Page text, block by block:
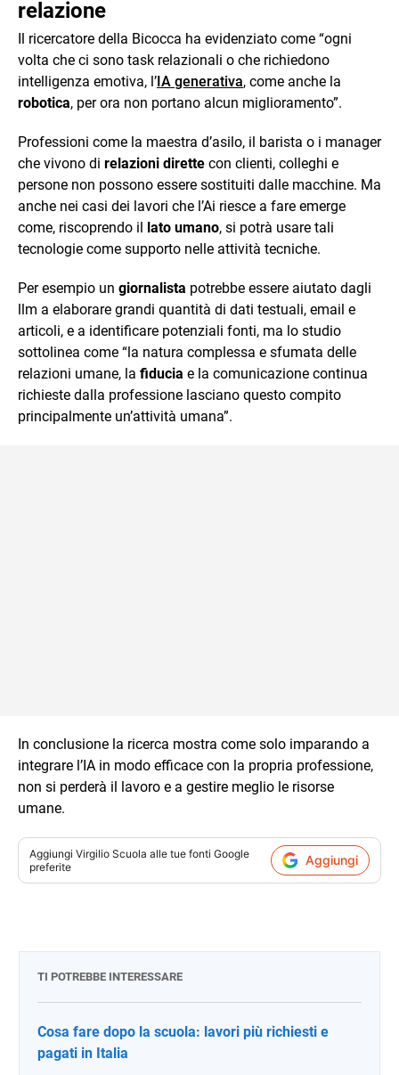
relazione
Il ricercatore della Bicocca ha evidenziato come “ogni
volta che ci sono task relazionali o che richiedono
intelligenza emotiva, l’IA generativa, come anche la
robotica, per ora non portano alcun miglioramento”.
Professioni come la maestra d’asilo, il barista o i manager
che vivono di relazioni dirette con clienti, colleghi e
persone non possono essere sostituiti dalle macchine. Ma
anche nei casi dei lavori che l’Ai riesce a fare emerge
come, riscoprendo il lato umano, si potrà usare tali
tecnologie come supporto nelle attività tecniche.
Per esempio un giornalista potrebbe essere aiutato dagli
llm a elaborare grandi quantità di dati testuali, email e
articoli, e a identificare potenziali fonti, ma lo studio
sottolinea come “la natura complessa e sfumata delle
relazioni umane, la fiducia e la comunicazione continua
richieste dalla professione lasciano questo compito
principalmente un’attività umana”.
In conclusione la ricerca mostra come solo imparando a
integrare l’IA in modo efficace con la propria professione,
non si perderà il lavoro e a gestire meglio le risorse
umane.
Aggiungi Virgilio Scuola alle tue fonti Google
preferite
Aggiungi
TI POTREBBE INTERESSARE
Cosa fare dopo la scuola: lavori più richiesti e
pagati in Italia